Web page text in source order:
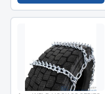
Система питания
Подвеска
Окно ветровое
Двигатель
Электрооборудование